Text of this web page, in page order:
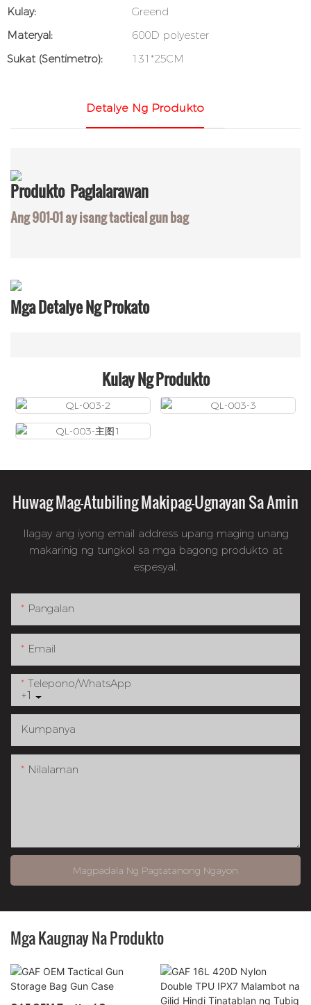
Kulay:
Greend
Materyal:
600D polyester
Sukat (sentimetro):
131*25CM
Detalye Ng Produkto
Produkto Paglalarawan
Ang 901-01 ay isang tactical gun bag
Mga Detalye Ng Prokato
Kulay Ng Produkto
Huwag Mag-Atubiling Makipag-Ugnayan Sa Amin
Ilagay ang iyong email address upang maging unang
makarinig ng tungkol sa mga bagong produkto at
espesyal.
Pangalan
Email
+1
Telepono/whatsApp
Kumpanya
Nilalaman
Magpadala Ng Pagtatanong Ngayon
Mga Kaugnay Na Produkto